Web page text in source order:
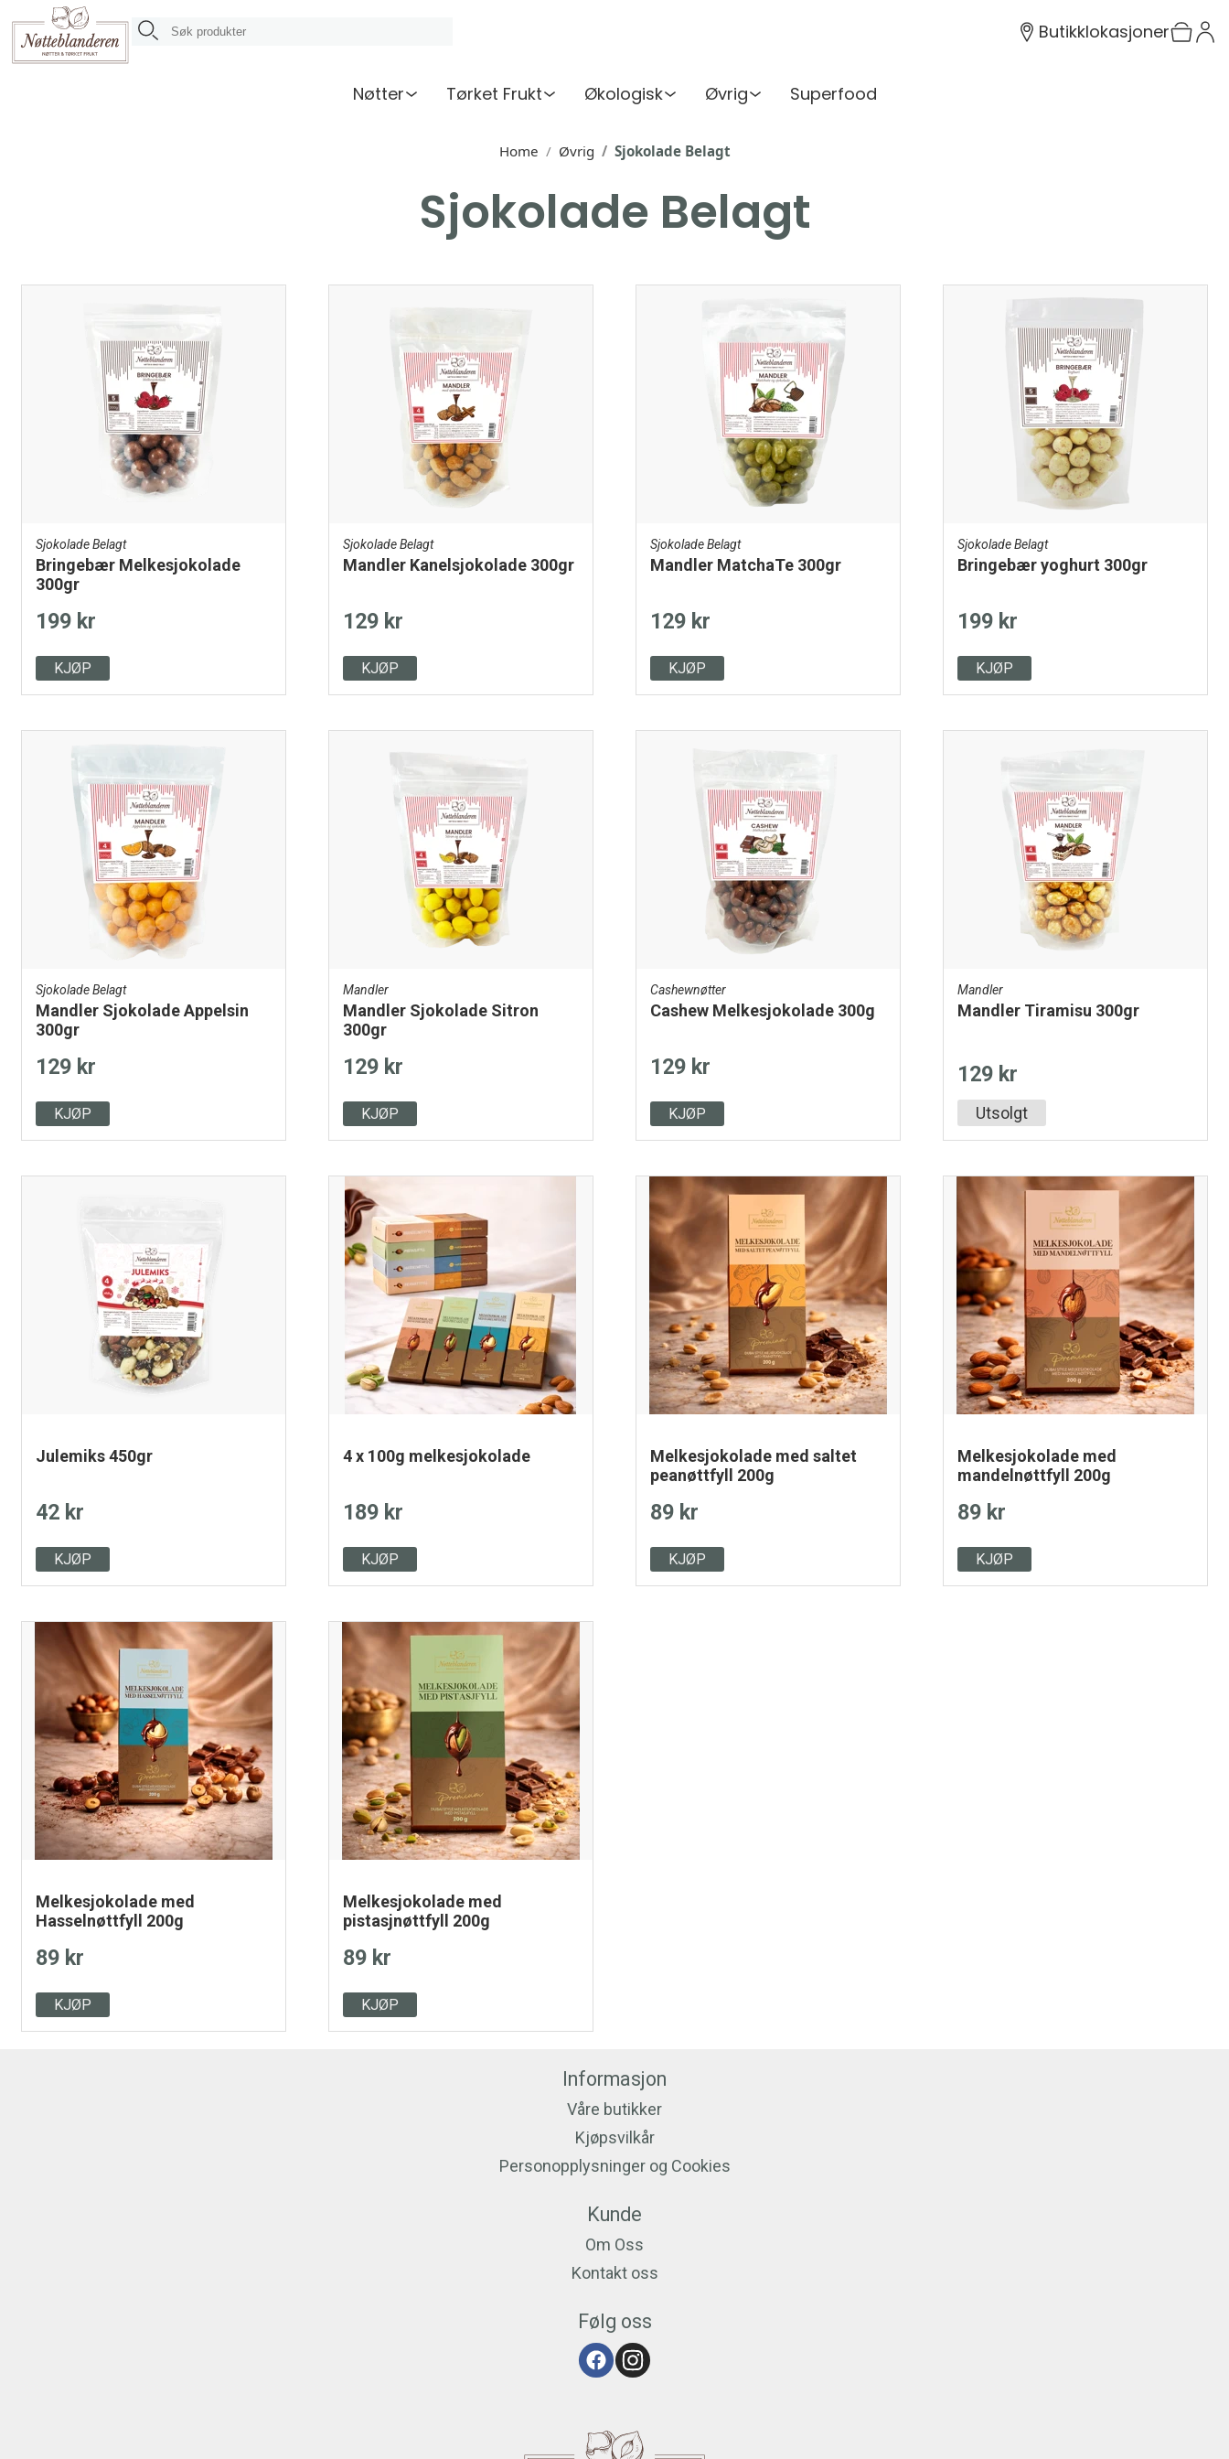
Butikklokasjoner
Nøtter Tørket Frukt Økologisk Øvrig Superfood
Home Øvrig Sjokolade Belagt
Sjokolade Belagt
Sjokolade Belagt
Bringebær Melkesjokolade
300gr
199 kr
KJØP
Sjokolade Belagt
Mandler Kanelsjokolade 300gr
129 kr
KJØP
Sjokolade Belagt
Mandler MatchaTe 300gr
129 kr
KJØP
Sjokolade Belagt
Bringebær yoghurt 300gr
199 kr
KJØP
Sjokolade Belagt
Mandler Sjokolade Appelsin
300gr
129 kr
KJØP
Mandler
Mandler Sjokolade Sitron
300gr
129 kr
KJØP
Cashewnøtter
Cashew Melkesjokolade 300g
129 kr
KJØP
Mandler
Mandler Tiramisu 300gr
129 kr
Utsolgt
Julemiks 450gr
42 kr
KJØP
4 x 100g melkesjokolade
189 kr
KJØP
Melkesjokolade med saltet
peanøttfyll 200g
89 kr
KJØP
Melkesjokolade med
mandelnøttfyll 200g
89 kr
KJØP
Melkesjokolade med
Hasselnøttfyll 200g
89 kr
KJØP
Melkesjokolade med
pistasjnøttfyll 200g
89 kr
KJØP
Informasjon
Våre butikker
Kjøpsvilkår
Personopplysninger og Cookies
Kunde
Om Oss
Kontakt oss
Følg oss